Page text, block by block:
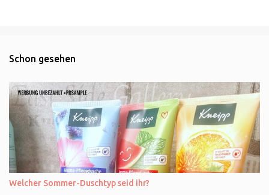
Schon gesehen
Welcher Sommer-Duschtyp seid ihr?